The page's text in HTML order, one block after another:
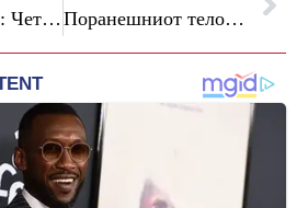
„Таа кажа ‘да’“: Четири хороскопски знаци би можеле да се верат во текот на летото Поранешниот телохранител oткри зошто Мајкл Џексон ставал леплива лента на носот